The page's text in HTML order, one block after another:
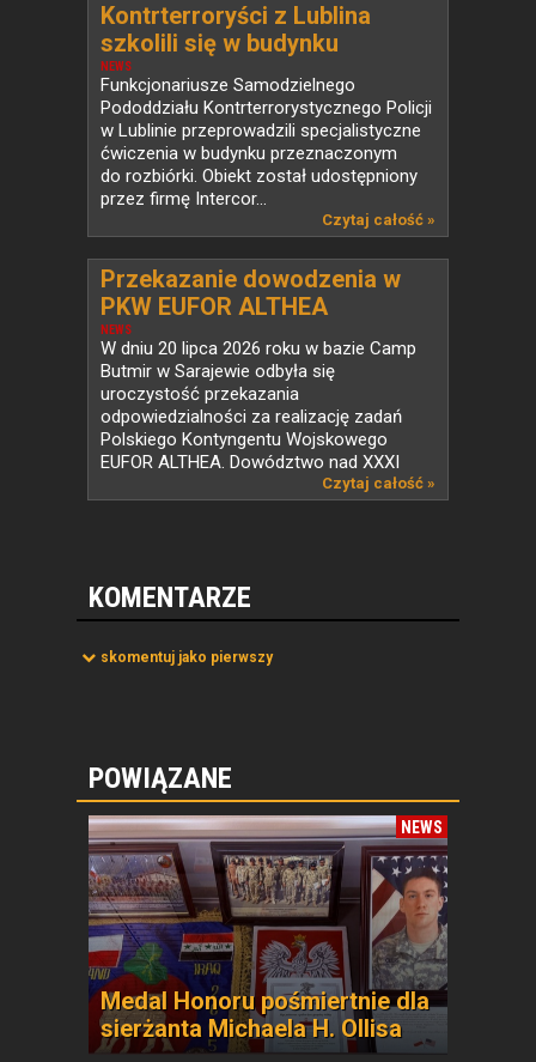
NEWS
Kontrterroryści z Lublina
szkolili się w budynku
przeznaczonym do rozbiórki
Funkcjonariusze Samodzielnego
Pododdziału Kontrterrorystycznego Policji
w Lublinie przeprowadzili specjalistyczne
ćwiczenia w budynku przeznaczonym
do rozbiórki. Obiekt został udostępniony
przez firmę Intercor...
Czytaj całość »
NEWS
Przekazanie dowodzenia w
PKW EUFOR ALTHEA
W dniu 20 lipca 2026 roku w bazie Camp
Butmir w Sarajewie odbyła się
uroczystość przekazania
odpowiedzialności za realizację zadań
Polskiego Kontyngentu Wojskowego
EUFOR ALTHEA. Dowództwo nad XXXI
Czytaj całość »
KOMENTARZE
skomentuj jako pierwszy
POWIĄZANE
NEWS
Medal Honoru pośmiertnie dla
sierżanta Michaela H. Ollisa